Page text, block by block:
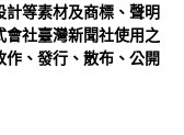
等素材及商標、聲明
社臺灣新聞社使用之
、發行、散布、公開